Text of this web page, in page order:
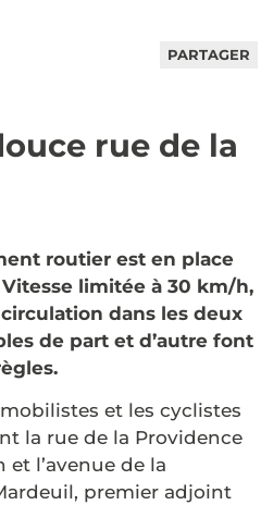
PARTAGER
rue de la
routier est en place
limitée à 30 km/h,
dans les deux
de part et d’autre font
et les cyclistes
la rue de la Providence
l’avenue de la
premier adjoint